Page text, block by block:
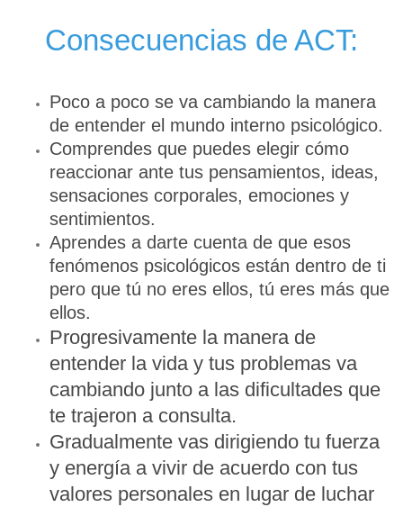
Consecuencias de ACT:
Poco a poco se va cambiando la manera
de entender el mundo interno psicológico.
Comprendes que puedes elegir cómo
reaccionar ante tus pensamientos, ideas,
sensaciones corporales, emociones y
sentimientos.
Aprendes a darte cuenta de que esos
fenómenos psicológicos están dentro de ti
pero que tú no eres ellos, tú eres más que
ellos.
Progresivamente la manera de
entender la vida y tus problemas va
cambiando junto a las dificultades que
te trajeron a consulta.
Gradualmente vas dirigiendo tu fuerza
y energía a vivir de acuerdo con tus
valores personales en lugar de luchar